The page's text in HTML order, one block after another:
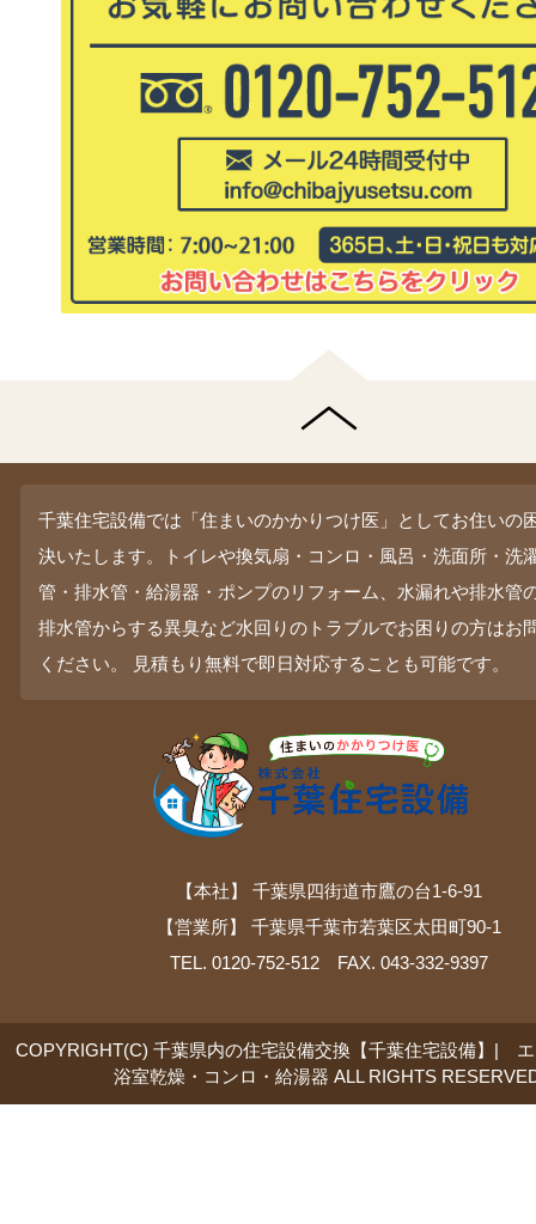
千葉住宅設備では「住まいのかかりつけ医」としてお住いの
決いたします。トイレや換気扇・コンロ・風呂・洗面所・洗
管・排水管・給湯器・ポンプのリフォーム、水漏れや排水管
排水管からする異臭など水回りのトラブルでお困りの方はお
ください。 見積もり無料で即日対応することも可能です。
【本社】 千葉県四街道市鷹の台1-6-91
【営業所】 千葉県千葉市若葉区太田町90-1
TEL. 0120-752-512 FAX. 043-332-9397
COPYRIGHT(C) 千葉県内の住宅設備交換【千葉住宅設備】|
浴室乾燥・コンロ・給湯器 ALL RIGHTS